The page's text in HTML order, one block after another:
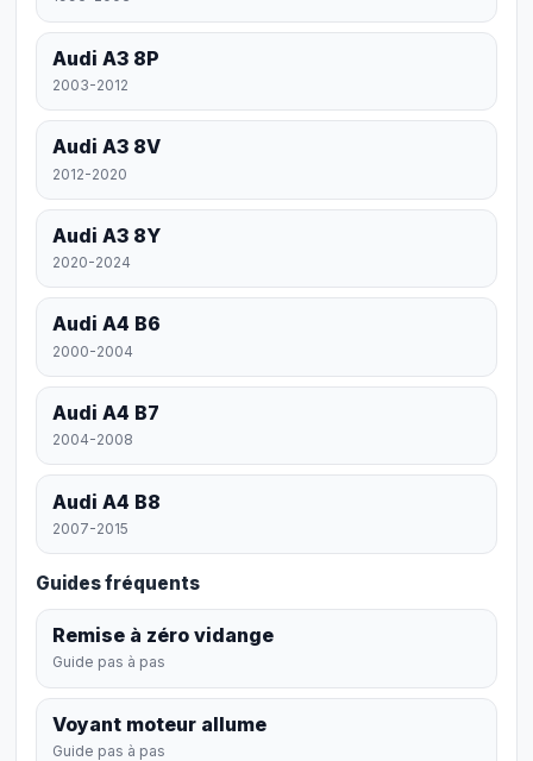
Audi A3 8P
2003-2012
Audi A3 8V
2012-2020
Audi A3 8Y
2020-2024
Audi A4 B6
2000-2004
Audi A4 B7
2004-2008
Audi A4 B8
2007-2015
Guides fréquents
Remise à zéro vidange
Guide pas à pas
Voyant moteur allume
Guide pas à pas